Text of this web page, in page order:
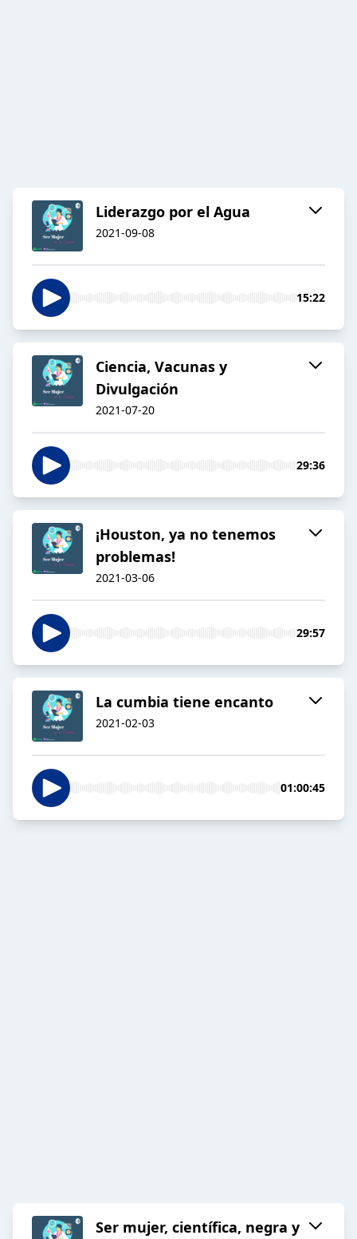
Liderazgo por el Agua
2021-09-08
15:22
Ciencia, Vacunas y
Divulgación
2021-07-20
29:36
¡Houston, ya no tenemos
problemas!
2021-03-06
29:57
La cumbia tiene encanto
2021-02-03
01:00:45
Ser mujer, científica, negra y